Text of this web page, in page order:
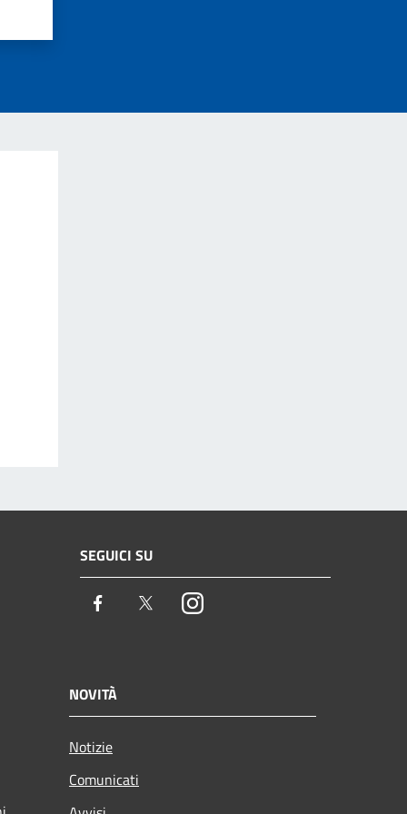
SEGUICI SU
Facebook TwitterInstagram
NOVITÀ
Notizie
Comunicati